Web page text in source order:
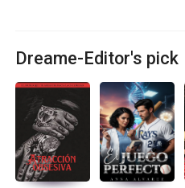
Dreame-Editor's pick